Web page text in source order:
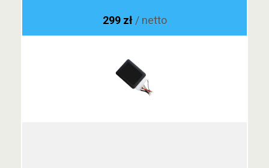
299 zł / netto